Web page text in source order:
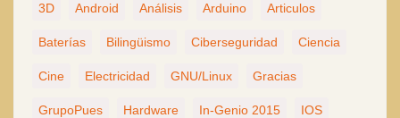
3D Android Análisis Arduino Articulos
Baterías Bilingüismo Ciberseguridad Ciencia
Cine Electricidad GNU/Linux Gracias
GrupoPues Hardware In-Genio 2015 IOS